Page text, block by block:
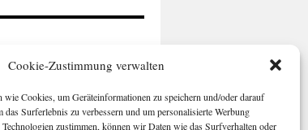
Cookie-Zustimmung verwalten
Cookies, um Geräteinformationen zu speichern und/oder darauf
Surferlebnis zu verbessern und um personalisierte Werbung
Technologien zustimmen, können wir Daten wie das Surfverhalten oder
Tellern